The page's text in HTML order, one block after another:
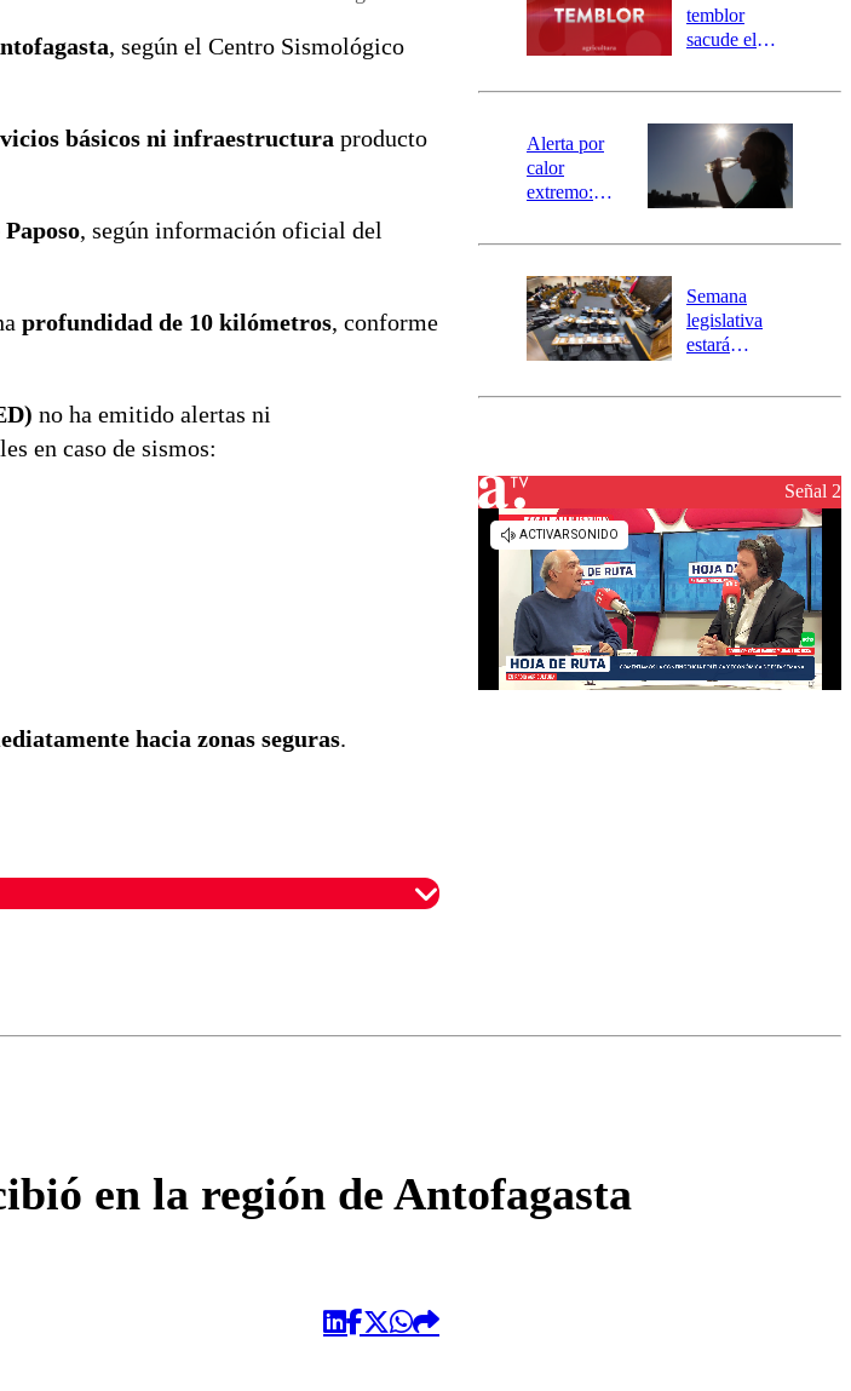
, según el Centro Sismológico
básicos ni infraestructura producto
, según información oficial del
profundidad de 10 kilómetros, conforme
no ha emitido alertas ni
en caso de sismos:
hacia zonas seguras.
activa
mensajería
SAE
temblor
sacude el
revisa la
epicentro
Alerta por
calor
extremo:
activa Alerta
Preventiva en
tres comunas
Semana
legislativa
estará
el fin de la
reconstrucciónSeñal 2
en la región de Antofagasta